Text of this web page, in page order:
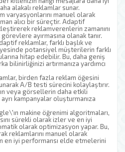
alakalı reklamlar sunar.
varyasyonlarını manuel olarak
alıcı bir süreçtir. Adaptif
reklamverenlerin zamanını
ayırmasına olanak tanır.
reklamlar, farklı başlık ve
potansiyel müşterilerin farklı
hitap edebilir. Bu, daha geniş
bilinirliğinizi artırmanıza yardımcı
birden fazla reklam öğesini
A/B testi sürecini kolaylaştırır.
veya görsellerin daha etkili
kampanyalar oluşturmanıza
makine öğrenimi algoritmaları,
sürekli olarak izler ve en iyi
olarak optimizasyon yapar. Bu,
reklamlarını manuel olarak
en iyi performansı elde etmelerini